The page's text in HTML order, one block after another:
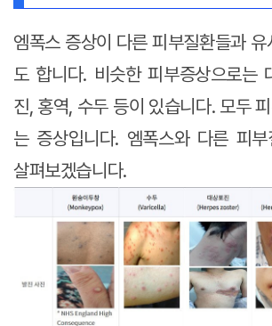
엠폭스 증상이 다른 피부질환들과 유
도 합니다. 비슷한 피부증상으로는
진, 홍역, 수두 등이 있습니다. 모두
는 증상입니다. 엠폭스와 다른 피
살펴보겠습니다.